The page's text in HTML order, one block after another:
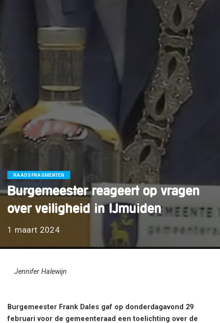
RAADSFRAGMENTEN
Burgemeester reageert op vragen
over veiligheid in IJmuiden
1 maart 2024
Jennifer Halewijn
Burgemeester Frank Dales gaf op donderdagavond 29
februari voor de gemeenteraad een toelichting over de